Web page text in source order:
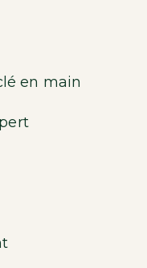
en main